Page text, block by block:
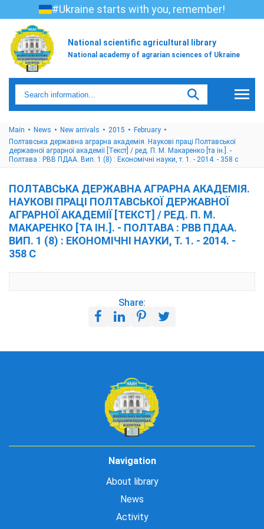
#Ukraine starts with you, remember!
National scientific agricultural library
National academy of agrarian sciences of Ukraine
Main News New arrivals 2015
February
Полтавська державна аграрна академія. Наукові праці Полтавської
державної аграрної академії [Текст] / ред. П. М. Макаренко [та ін.]. -
Полтава : РВВ ПДАА. Вип. 1 (8) : Економічні науки, т. 1. - 2014. - 358 с
ПОЛТАВСЬКА ДЕРЖАВНА АГРАРНА АКАДЕМІЯ.
НАУКОВІ ПРАЦІ ПОЛТАВСЬКОЇ ДЕРЖАВНОЇ
АГРАРНОЇ АКАДЕМІЇ [ТЕКСТ] / РЕД. П. М.
МАКАРЕНКО [ТА ІН.]. - ПОЛТАВА : РВВ ПДАА.
ВИП. 1 (8) : ЕКОНОМІЧНІ НАУКИ, Т. 1. - 2014. -
358 С
Share:
Navigation
About library
News
Activity